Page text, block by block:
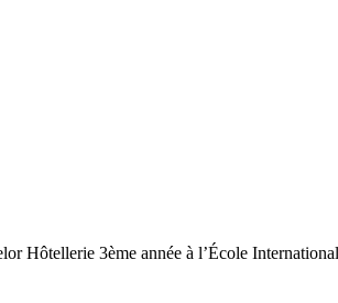
Hôtellerie 3ème année à l’École